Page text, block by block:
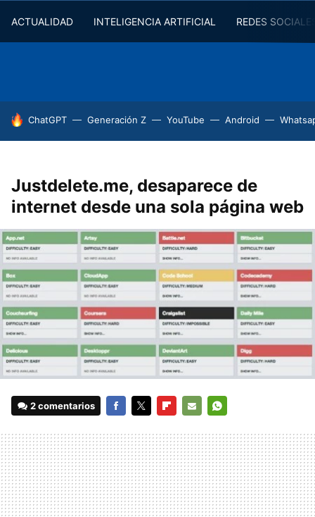
ACTUALIDAD INTELIGENCIA ARTIFICIAL REDES
HOY SE HABLA DE
ChatGPT Generación Z YouTube Android
Justdelete.me, desaparece de
internet desde una sola página web
2 comentarios
MAIL